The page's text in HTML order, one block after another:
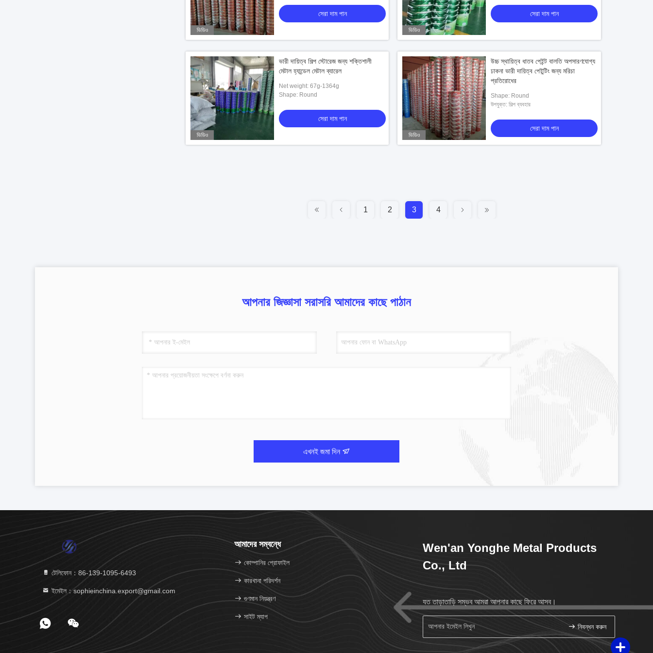
ভিডিও
সেরা দাম পান
ভিডিও
সেরা দাম পান
ভিডিও
ভারী দায়িত্ব শিল্প স্টোরেজ জন্য শক্তিশালী
মেটাল হ্যান্ডেল মেটাল ব্যারেল
Net weight: 67g-1364g
Shape: Round
সেরা দাম পান
ভিডিও
উচ্চ স্থায়িত্ব ধাতব পেইন্ট বালতি অপসারণযোগ্য
ঢাকনা ভারী দায়িত্ব পেইন্টিং জন্য মরিচা
প্রতিরোধের
Shape: Round
উপযুক্ত: শিল্প ব্যবহার
সেরা দাম পান
1 2 3 4
আপনার জিজ্ঞাসা সরাসরি আমাদের কাছে পাঠান
এখনই জমা দিন
টেলিফোন：86-139-1095-6493
ইমেইল：sophieinchina.export@gmail.com
আমাদের সম্বন্ধে
কোম্পানির প্রোফাইল
কারখানা পরিদর্শন
গুণমান নিয়ন্ত্রণ
সাইট ম্যাপ
Wen'an Yonghe Metal Products
Co., Ltd
যত তাড়াতাড়ি সম্ভব আমরা আপনার কাছে ফিরে আসব।
নিবন্ধন করুন